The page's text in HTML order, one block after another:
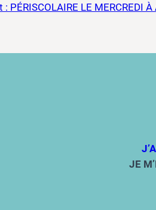
: PÉRISCOLAIRE LE MERCREDI
JE